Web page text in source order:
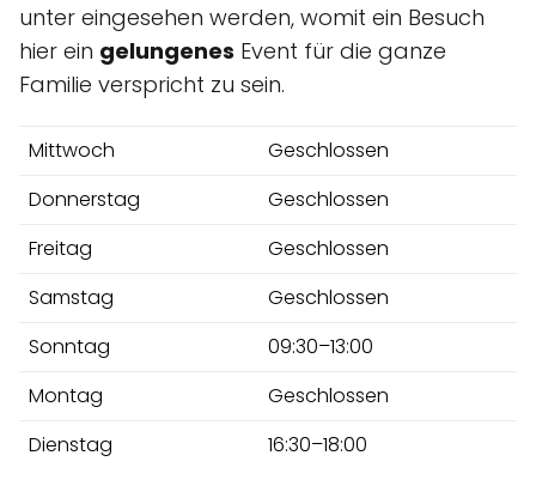
unter eingesehen werden, womit ein Besuch
hier ein gelungenes Event für die ganze
Familie verspricht zu sein.
Mittwoch
Geschlossen
Donnerstag
Geschlossen
Freitag
Geschlossen
Samstag
Geschlossen
Sonntag
09:30–13:00
Montag
Geschlossen
Dienstag
16:30–18:00